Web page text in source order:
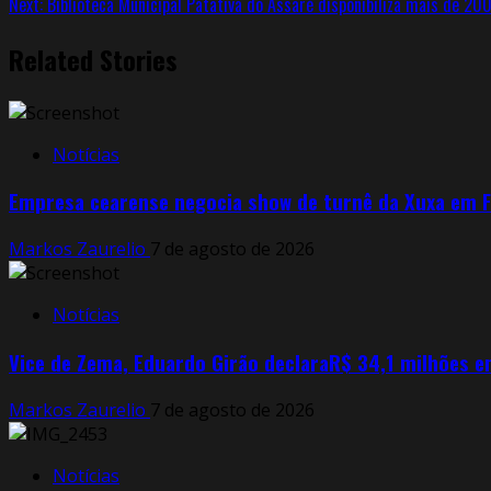
Reading
Related Stories
Notícias
Empresa cearense negocia show de turnê da Xuxa em
Markos Zaurelio 7 de agosto de 2026
Notícias
Vice de Zema, Eduardo Girão declaraR$ 34,1 milhões
Markos Zaurelio 7 de agosto de 2026
Notícias